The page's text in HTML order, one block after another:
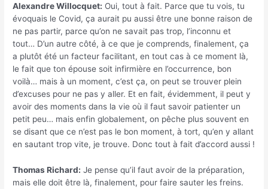
Alexandre Willocquet: Oui, tout à fait. Parce que tu vois, tu
évoquais le Covid, ça aurait pu aussi être une bonne raison de
ne pas partir, parce qu’on ne savait pas trop, l’inconnu et
tout… D’un autre côté, à ce que je comprends, finalement, ça
a plutôt été un facteur facilitant, en tout cas à ce moment là,
le fait que ton épouse soit infirmière en l’occurrence, bon
voilà… mais à un moment, c’est ça, on peut se trouver plein
d’excuses pour ne pas y aller. Et en fait, évidemment, il peut y
avoir des moments dans la vie où il faut savoir patienter un
petit peu… mais enfin globalement, on pêche plus souvent en
se disant que ce n’est pas le bon moment, à tort, qu’en y allant
en sautant trop vite, je trouve. Donc tout à fait d’accord aussi !
Thomas Richard: Je pense qu’il faut avoir de la préparation,
mais elle doit être là, finalement, pour faire sauter les freins.